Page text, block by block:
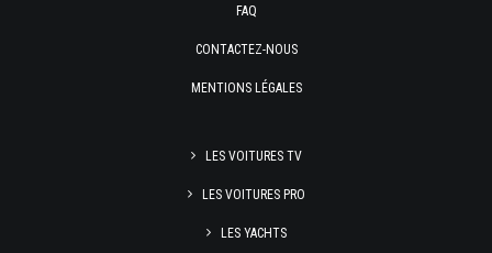
FAQ
CONTACTEZ-NOUS
MENTIONS LÉGALES
LES VOITURES TV
LES VOITURES PRO
LES YACHTS